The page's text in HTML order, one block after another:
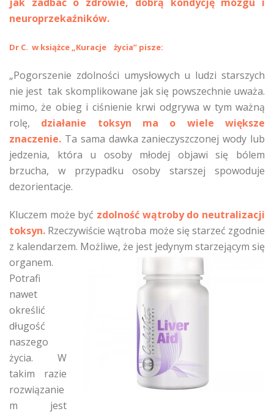
neuroprzekaźników.
Dr C. w książce „Kuracje życia” pisze:
„Pogorszenie zdolności umysłowych u ludzi starszych
nie jest tak skomplikowane jak się powszechnie uważa.
mimo, że obieg i ciśnienie krwi odgrywa w tym ważną
rolę, działanie toksyn ma o wiele większe
znaczenie. Ta sama dawka zanieczyszczonej wody lub
jedzenia, która u osoby młodej objawi się bólem
brzucha, w przypadku osoby starszej spowoduje
dezorientacje.
Kluczem może być zdolność wątroby do neutralizacji
toksyn. Rzeczywiście wątroba może się starzeć zgodnie
z kalendarzem. Możliwe, że jest jedynym starzejącym się
organem.
Potrafi
nawet
określić
długość
naszego
życia. W
takim razie
rozwiązanie
m jest